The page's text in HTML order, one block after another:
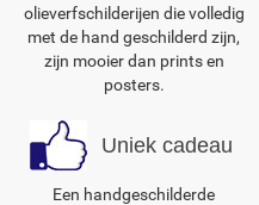
olieverfschilderijen die volledig
met de hand geschilderd zijn,
zijn mooier dan prints en
posters.
Uniek cadeau
Een handgeschilderde